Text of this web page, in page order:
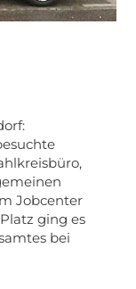
Jobcenter
ging es
bei